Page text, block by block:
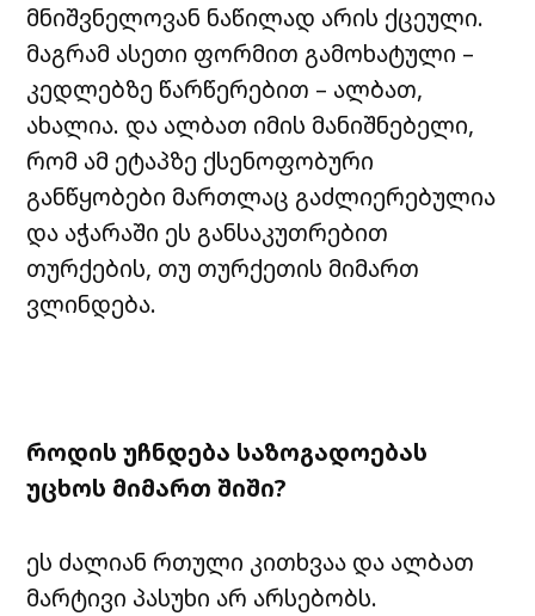
მნიშვნელოვან ნაწილად არის ქცეული.
მაგრამ ასეთი ფორმით გამოხატული –
კედლებზე წარწერებით – ალბათ,
ახალია. და ალბათ იმის მანიშნებელი,
რომ ამ ეტაპზე ქსენოფობური
განწყობები მართლაც გაძლიერებულია
და აჭარაში ეს განსაკუთრებით
თურქების, თუ თურქეთის მიმართ
ვლინდება.
როდის უჩნდება საზოგადოებას
უცხოს მიმართ შიში?
ეს ძალიან რთული კითხვაა და ალბათ
მარტივი პასუხი არ არსებობს.